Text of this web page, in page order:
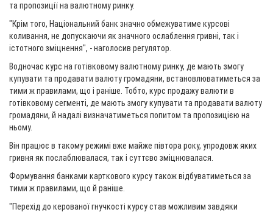
та пропозиції на валютному ринку.
"Крім того, Національний банк значно обмежуватиме курсові
коливання, не допускаючи як значного ослаблення гривні, так і
істотного зміцнення", - наголосив регулятор.
Водночас курс на готівковому валютному ринку, де мають змогу
купувати та продавати валюту громадяни, встановлюватиметься за
тими ж правилами, що і раніше. Тобто, курс продажу валюти в
готівковому сегменті, де мають змогу купувати та продавати валюту
громадяни, й надалі визначатиметься попитом та пропозицією на
ньому.
Він працює в такому режимі вже майже півтора року, упродовж яких
гривня як послаблювалася, так і суттєво зміцнювалася.
Формування банками карткового курсу також відбуватиметься за
тими ж правилами, що й раніше.
"Перехід до керованої гнучкості курсу став можливим завдяки